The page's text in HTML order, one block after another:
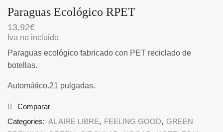
Paraguas Ecológico RPET
13,92€
Iva no incluido
Paraguas ecológico fabricado con PET reciclado de
botellas.
Automático.21 pulgadas.
Comparar
Categories: AL AIRE LIBRE, FEELING GOOD, GREEN